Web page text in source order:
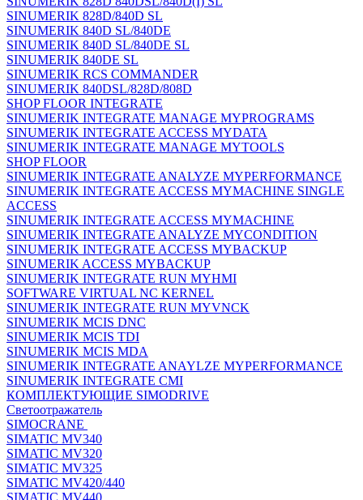
SINUMERIK 828D/840D SL
SINUMERIK 840D SL/840DE
SINUMERIK 840D SL/840DE SL
SINUMERIK 840DE SL
SINUMERIK RCS COMMANDER
SINUMERIK 840DSL/828D/808D
SHOP FLOOR INTEGRATE
SINUMERIK INTEGRATE MANAGE MYPROGRAMS
SINUMERIK INTEGRATE ACCESS MYDATA
SINUMERIK INTEGRATE MANAGE MYTOOLS
SHOP FLOOR
SINUMERIK INTEGRATE ANALYZE MYPERFORMANCE
SINUMERIK INTEGRATE ACCESS MYMACHINE SINGLE
ACCESS
SINUMERIK INTEGRATE ACCESS MYMACHINE
SINUMERIK INTEGRATE ANALYZE MYCONDITION
SINUMERIK INTEGRATE ACCESS MYBACKUP
SINUMERIK ACCESS MYBACKUP
SINUMERIK INTEGRATE RUN MYHMI
SOFTWARE VIRTUAL NC KERNEL
SINUMERIK INTEGRATE RUN MYVNCK
SINUMERIK MCIS DNC
SINUMERIK MCIS TDI
SINUMERIK MCIS MDA
SINUMERIK INTEGRATE ANAYLZE MYPERFORMANCE
SINUMERIK INTEGRATE CMI
КОМПЛЕКТУЮЩИЕ SIMODRIVE
Светоотражатель
SIMOCRANE
SIMATIC MV340
SIMATIC MV320
SIMATIC MV325
SIMATIC MV420/440
SIMATIC MV440